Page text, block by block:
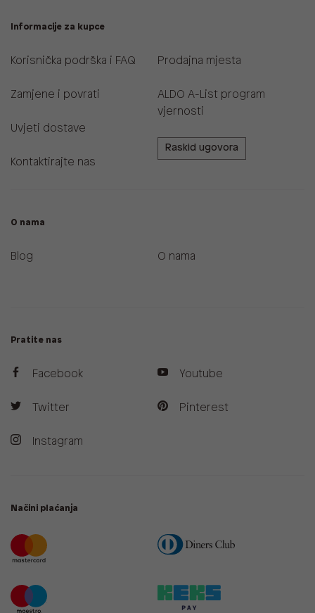
Informacije za kupce
Korisnička podrška i FAQ
Zamjene i povrati
Uvjeti dostave
Kontaktirajte nas
Prodajna mjesta
ALDO A-List program
vjernosti
Raskid ugovora
O nama
Blog O nama
Pratite nas
Facebook
Twitter
Instagram
Youtube
Pinterest
Načini plaćanja